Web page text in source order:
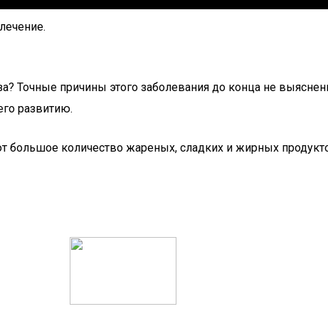
Точные причины этого заболевания до конца не
развитию.
количество жареных, сладких и жирных